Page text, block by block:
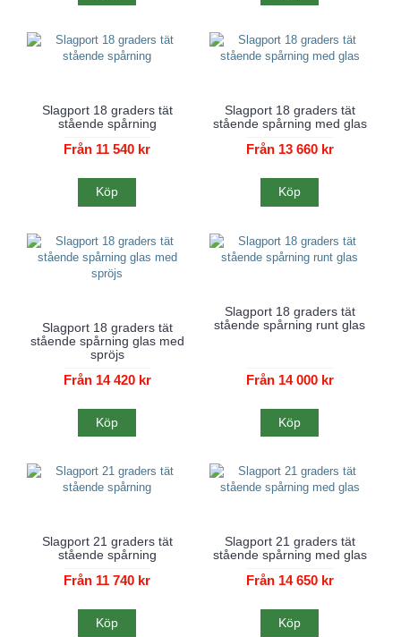
Slagport 18 graders tät
stående spårning
Från 11 540 kr
Köp
Slagport 18 graders tät
stående spårning med glas
Från 13 660 kr
Köp
Slagport 18 graders tät
stående spårning glas med
spröjs
Från 14 420 kr
Köp
Slagport 18 graders tät
stående spårning runt glas
Från 14 000 kr
Köp
Slagport 21 graders tät
stående spårning
Från 11 740 kr
Köp
Slagport 21 graders tät
stående spårning med glas
Från 14 650 kr
Köp